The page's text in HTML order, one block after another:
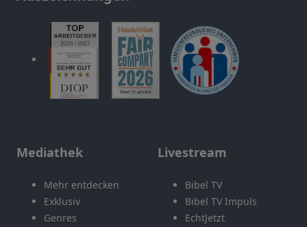
Mediathek
Mehr entdecken
Exklusiv
Genres
Livestream
Bibel TV
Bibel TV Impuls
EchtJetzt